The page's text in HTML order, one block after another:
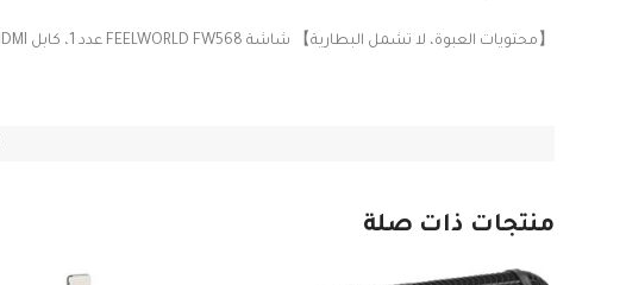
【محتويات العبوة، لا تشمل البطارية】 شاشة FEELWORLD FW568 عدد 1، كابل Micro HDMI عدد 1، واقي شمس عدد 1، ذراع إمالة عدد 1، دليل المستخدم عدد 1. لا تشمل البطارية ومحول الطاقة.
منتجات ذات صلة